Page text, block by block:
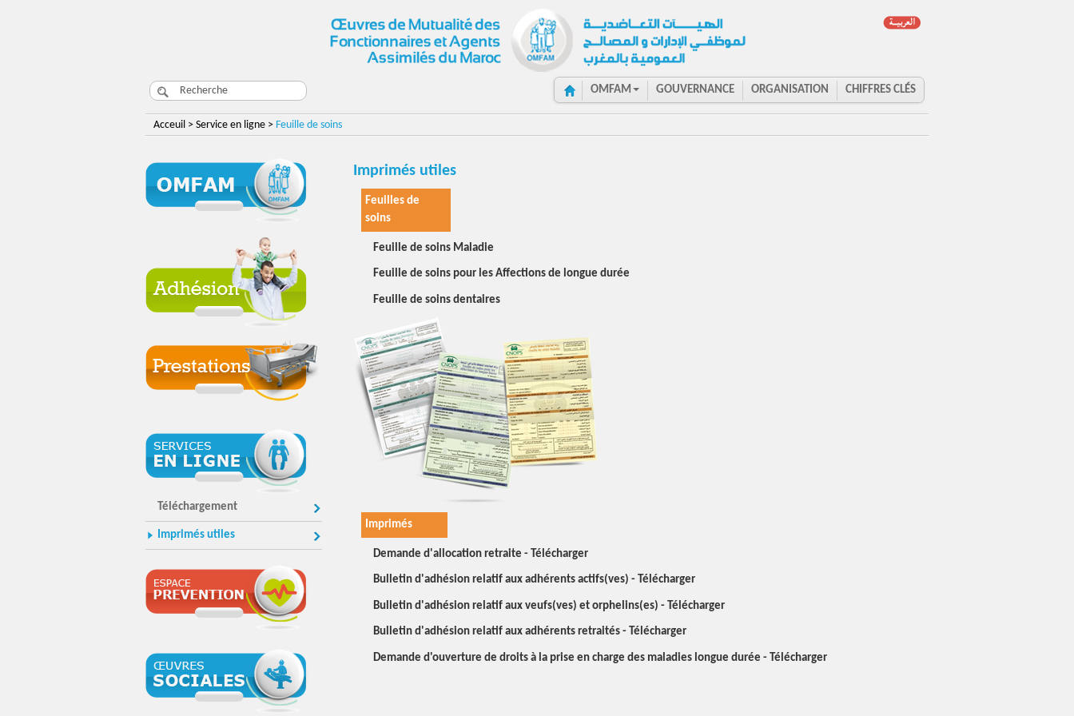
OMFAM GOUVERNANCE ORGANISATION CHIFFRES CLÉS
Acceuil > Service en ligne > Feuille de soins
Téléchargement
Imprimés utiles
Imprimés utiles
Feuilles de
soins
Feuille de soins Maladie
Feuille de soins pour les Affections de longue durée
Feuille de soins dentaires
Imprimés
Demande d'allocation retraite - Télécharger
Bulletin d'adhésion relatif aux adhérents actifs(ves) - Télécharger
Bulletin d'adhésion relatif aux veufs(ves) et orphelins(es) - Télécharger
Bulletin d'adhésion relatif aux adhérents retraités - Télécharger
Demande d'ouverture de droits à la prise en charge des maladies longue durée - Télécharger